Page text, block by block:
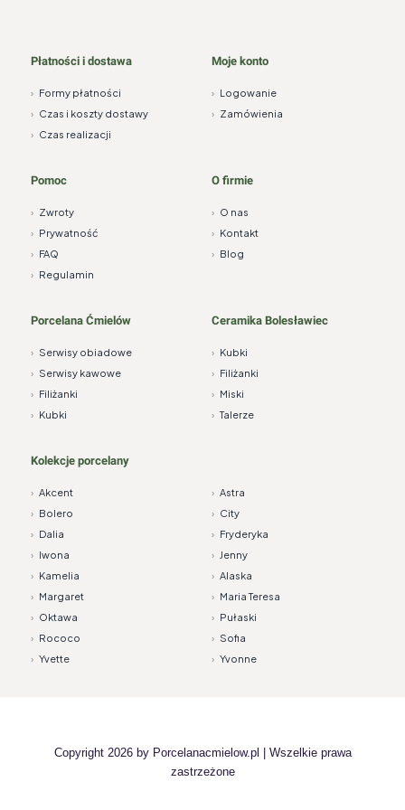
Płatności i dostawa
› Formy płatności
› Czas i koszty dostawy
› Czas realizacji
Moje konto
› Logowanie
› Zamówienia
Pomoc
› Zwroty
› Prywatność
› FAQ
› Regulamin
O firmie
› O nas
› Kontakt
› Blog
Porcelana Ćmielów
› Serwisy obiadowe
› Serwisy kawowe
› Filiżanki
› Kubki
Ceramika Bolesławiec
› Kubki
› Filiżanki
› Miski
› Talerze
Kolekcje porcelany
› Akcent › Astra
› Bolero › City
› Dalia › Fryderyka
› Iwona › Jenny
› Kamelia › Alaska
› Margaret › Maria Teresa
› Oktawa › Pułaski
› Rococo › Sofia
› Yvette › Yvonne
Copyright 2026 by Porcelanacmielow.pl
| Wszelkie prawa
zastrzeżone